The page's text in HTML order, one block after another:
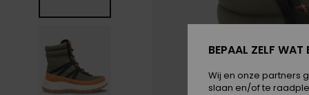
BEPAAL ZELF WAT
Wij en onze partners
slaan en/of te